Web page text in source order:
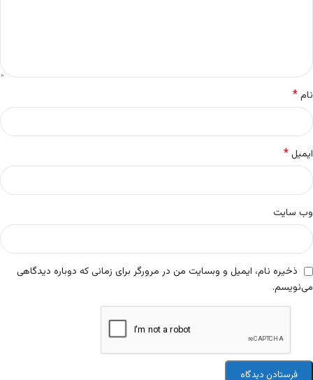
نام*
ایمیل*
وب‌ سایت
ذخیره نام، ایمیل و وبسایت من در مرورگر برای زمانی که دوباره دیدگاهی
می‌نویسم.